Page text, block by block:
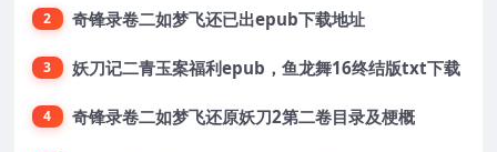
2 奇锋录卷二如梦飞还已出epub下载地址
3 妖刀记二青玉案福利epub，鱼龙舞16终结版txt下载
4 奇锋录卷二如梦飞还原妖刀2第二卷目录及梗概